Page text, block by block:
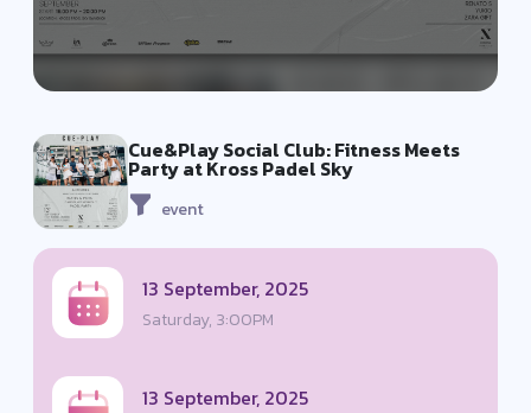
Cue&Play Social Club: Fitness Meets
Party at Kross Padel Sky
event
13 September, 2025
Saturday, 3:00PM
13 September, 2025